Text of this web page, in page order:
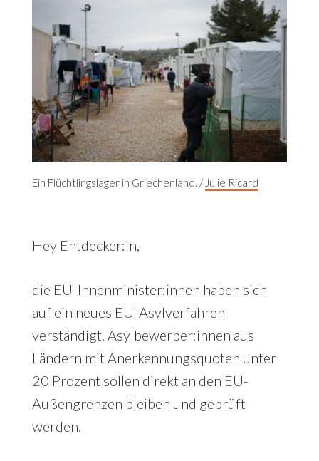
Ein Flüchtlingslager in Griechenland. / Julie Ricard
Hey Entdecker:in,
die EU-Innenminister:innen haben sich
auf ein neues EU-Asylverfahren
verständigt. Asylbewerber:innen aus
Ländern mit Anerkennungsquoten unter
20 Prozent sollen direkt an den EU-
Außengrenzen bleiben und geprüft
werden.